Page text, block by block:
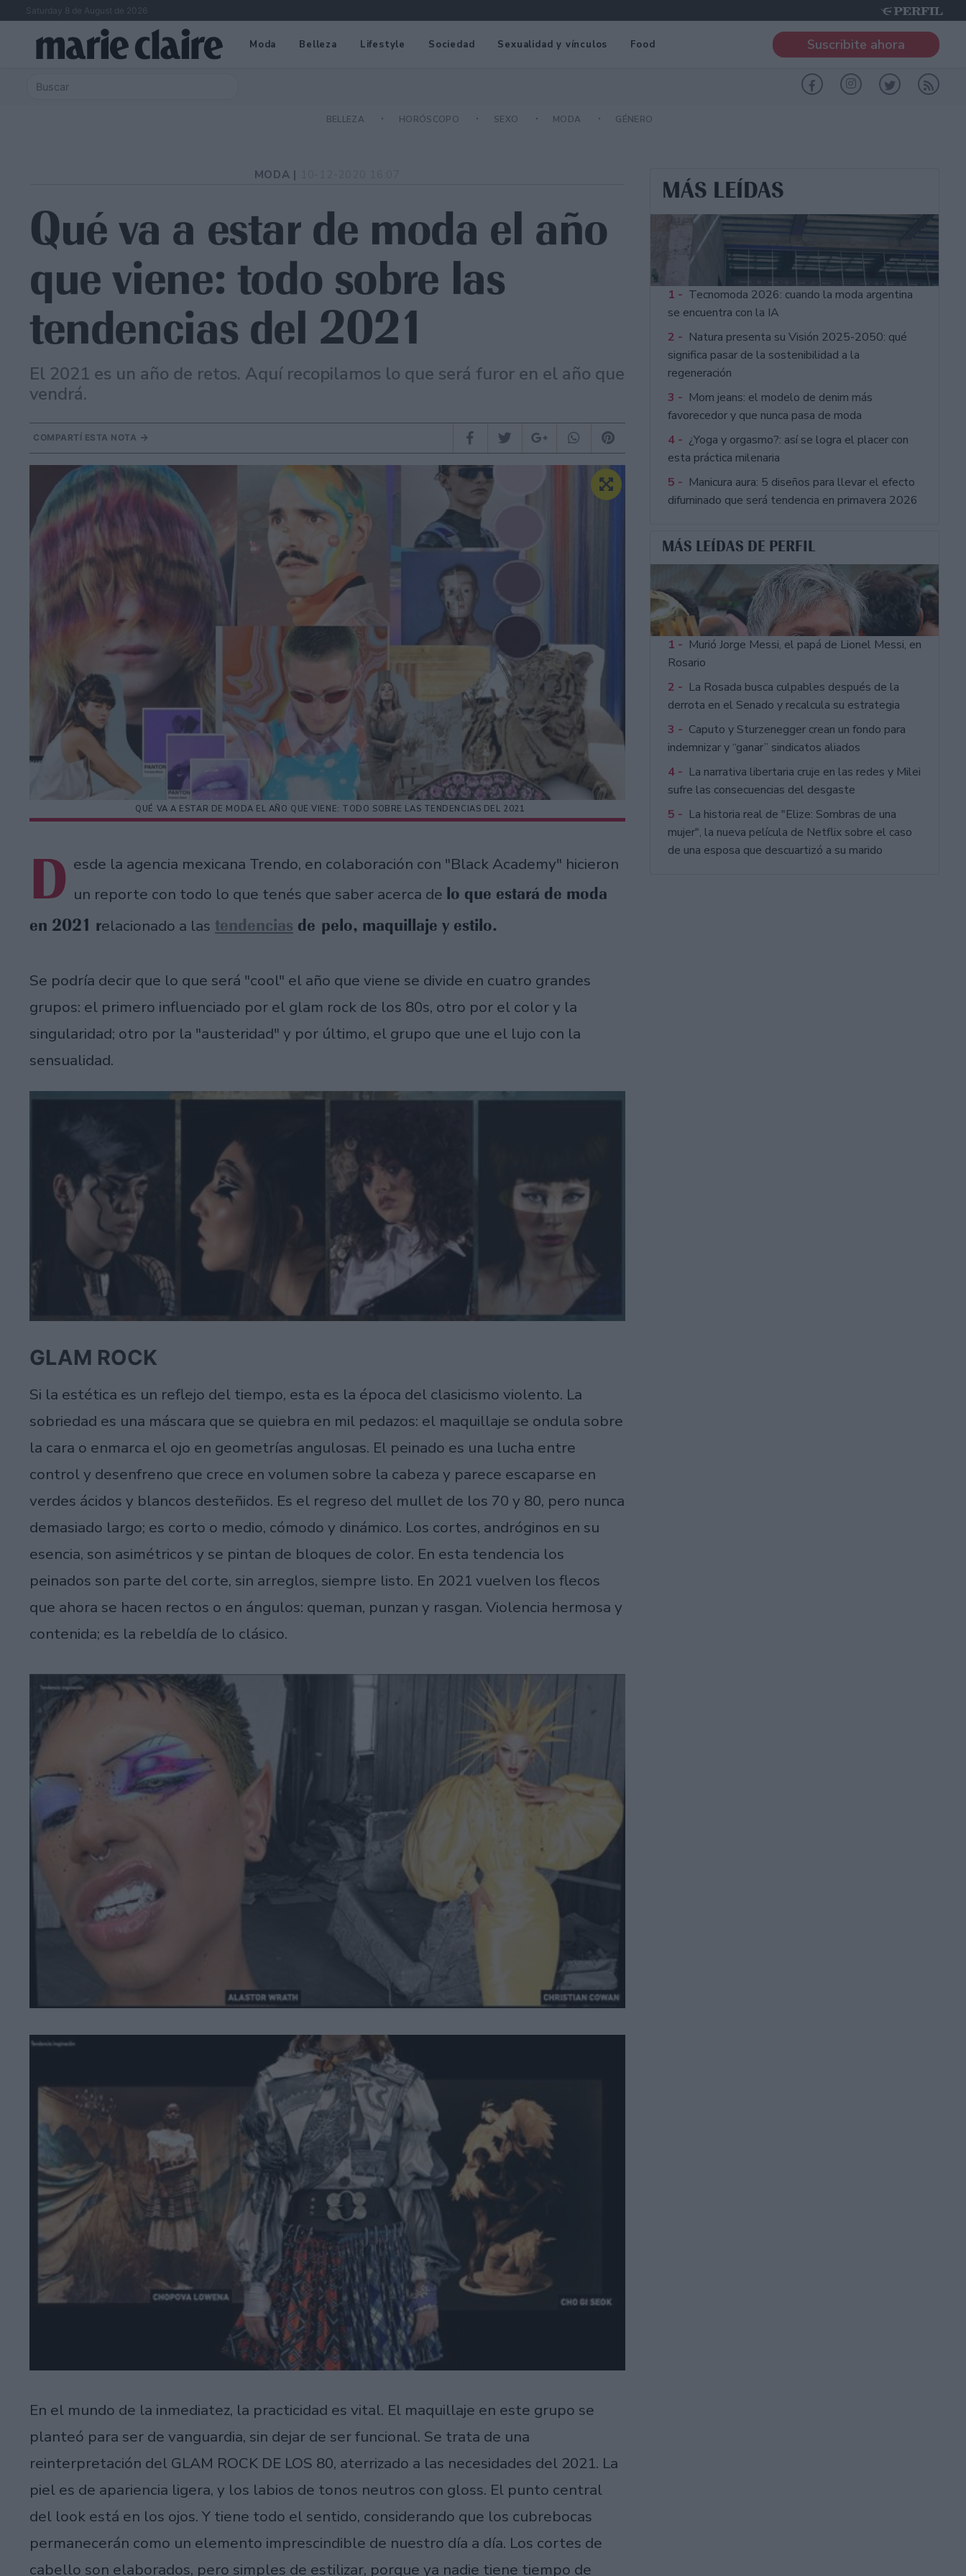
Saturday 8 de August de 2026
Moda Belleza Lifestyle Sociedad Sexualidad y vínculos Food Suscribite ahora
BELLEZA HORÓSCOPO SEXO MODA GÉNERO
MODA |
Qué va a estar de moda el año
que viene: todo sobre las
tendencias del 2021
El 2021 es un año de retos. Aquí recopilamos lo que será furor en el año que
vendrá.
COMPARTÍ ESTA NOTA
QUÉ VA A ESTAR DE MODA EL AÑO QUE VIENE: TODO SOBRE LAS TENDENCIAS DEL 2021
D esde la agencia mexicana Trendo, en colaboración con "Black Academy" hicieron
un reporte con todo lo que tenés que saber acerca de lo que estará de moda
en 2021 relacionado a las tendencias de pelo, maquillaje y estilo.
Se podría decir que lo que será "cool" el año que viene se divide en cuatro grandes
grupos: el primero influenciado por el glam rock de los 80s, otro por el color y la
singularidad; otro por la "austeridad" y por último, el grupo que une el lujo con la
sensualidad.
GLAM ROCK
Si la estética es un reflejo del tiempo, esta es la época del clasicismo violento. La
sobriedad es una máscara que se quiebra en mil pedazos: el maquillaje se ondula sobre
la cara o enmarca el ojo en geometrías angulosas. El peinado es una lucha entre
control y desenfreno que crece en volumen sobre la cabeza y parece escaparse en
verdes ácidos y blancos desteñidos. Es el regreso del mullet de los 70 y 80, pero nunca
demasiado largo; es corto o medio, cómodo y dinámico. Los cortes, andróginos en su
esencia, son asimétricos y se pintan de bloques de color. En esta tendencia los
peinados son parte del corte, sin arreglos, siempre listo. En 2021 vuelven los flecos
que ahora se hacen rectos o en ángulos: queman, punzan y rasgan. Violencia hermosa y
contenida; es la rebeldía de lo clásico.
En el mundo de la inmediatez, la practicidad es vital. El maquillaje en este grupo se
planteó para ser de vanguardia, sin dejar de ser funcional. Se trata de una
reinterpretación del GLAM ROCK DE LOS 80, aterrizado a las necesidades del 2021. La
piel es de apariencia ligera, y los labios de tonos neutros con gloss. El punto central
del look está en los ojos. Y tiene todo el sentido, considerando que los cubrebocas
permanecerán como un elemento imprescindible de nuestro día a día. Los cortes de
cabello son elaborados, pero simples de estilizar, porque ya nadie tiene tiempo de
MÁS LEÍDAS
1 - Tecnomoda 2026: cuando la moda argentina
se encuentra con la IA
2 - Natura presenta su Visión 2025-2050: qué
significa pasar de la sostenibilidad a la
regeneración
3 - Mom jeans: el modelo de denim más
favorecedor y que nunca pasa de moda
4 - ¿Yoga y orgasmo?: así se logra el placer con
esta práctica milenaria
5 - Manicura aura: 5 diseños para llevar el efecto
difuminado que será tendencia en primavera 2026
MÁS LEÍDAS DE PERFIL
1 - Murió Jorge Messi, el papá de Lionel Messi, en
Rosario
2 - La Rosada busca culpables después de la
derrota en el Senado y recalcula su estrategia
3 - Caputo y Sturzenegger crean un fondo para
indemnizar y “ganar” sindicatos aliados
4 - La narrativa libertaria cruje en las redes y Milei
sufre las consecuencias del desgaste
5 - La historia real de "Elize: Sombras de una
mujer", la nueva película de Netflix sobre el caso
de una esposa que descuartizó a su marido